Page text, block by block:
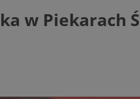
w Piekarach